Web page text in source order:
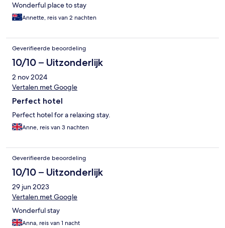
Wonderful place to stay
Annette, reis van 2 nachten
Geverifieerde beoordeling
10/10 – Uitzonderlijk
2 nov 2024
Vertalen met Google
Perfect hotel
Perfect hotel for a relaxing stay.
Anne, reis van 3 nachten
Geverifieerde beoordeling
10/10 – Uitzonderlijk
29 jun 2023
Vertalen met Google
Wonderful stay
Anna, reis van 1 nacht